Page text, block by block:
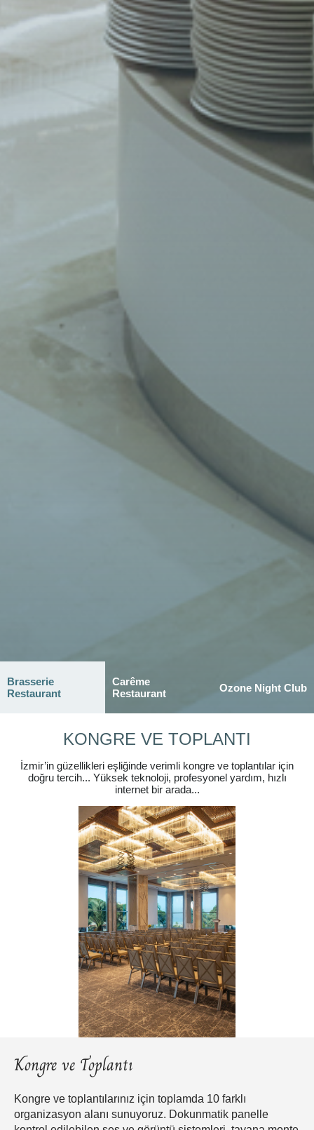
Brasserie
Restaurant
Carême
Restaurant
Ozone Night Club
KONGRE VE TOPLANTI
İzmir’in güzellikleri eşliğinde verimli kongre ve toplantılar için
doğru tercih... Yüksek teknoloji, profesyonel yardım, hızlı
internet bir arada...
Kongre ve Toplantı
Kongre ve toplantılarınız için toplamda 10 farklı
organizasyon alanı sunuyoruz. Dokunmatik panelle